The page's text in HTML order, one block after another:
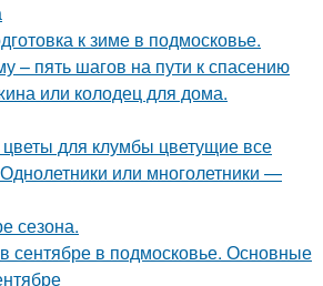
к зиме в подмосковье.
– пять шагов на пути к спасению
или колодец для дома.
для клумбы цветущие все
или многолетники —
сезона.
сентябре в подмосковье. Основные